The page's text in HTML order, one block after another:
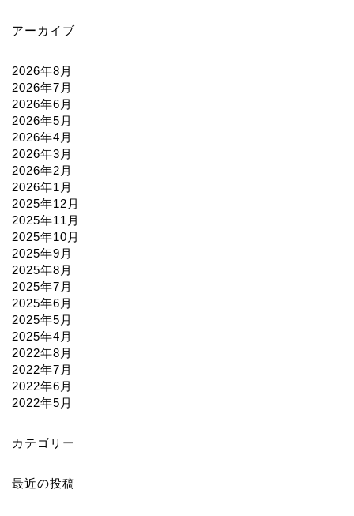
アーカイブ
2026年8月
2026年7月
2026年6月
2026年5月
2026年4月
2026年3月
2026年2月
2026年1月
2025年12月
2025年11月
2025年10月
2025年9月
2025年8月
2025年7月
2025年6月
2025年5月
2025年4月
2022年8月
2022年7月
2022年6月
2022年5月
カテゴリー
最近の投稿